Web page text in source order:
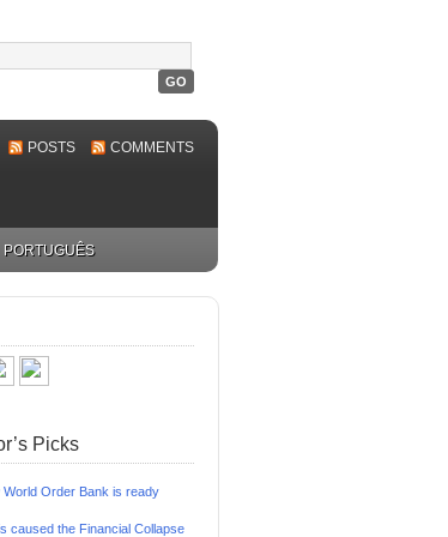
POSTS COMMENTS
PORTUGUÊS
Picks
Order Bank is ready
caused the Financial Collapse